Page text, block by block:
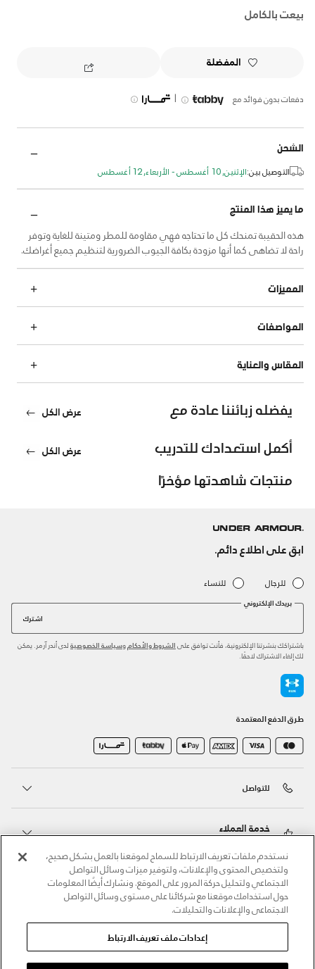
بيعت بالكامل
المفضلة
دفعات بدون فوائد مع |
الشحن
التوصيل بين:الإثنين, 10 أغسطس - الأربعاء, 12 أغسطس
ما يميز هذا المنتج
هذه الحقيبة تمنحك كل ما تحتاجه فهي مقاومة للمطر ومتينة للغاية وتوفر
راحة لا تضاهى كما أنها مزودة بكافة الجيوب الضرورية لتنظيم جميع أغراضك.
المميزات
المواصفات
المقاس والعناية
يفضله زبائننا عادة مع عرض الكل
أكمل استعدادك للتدريب عرض الكل
منتجات شاهدتها مؤخرًا
ابق على اطلاع دائم.
للرجال للنساء
بريدك الإلكتروني
اشترك
باشتراكك بنشرتنا الإلكترونية، فأنت توافق على الشروط والأحكام وسياسة الخصوصية لدى أندر آرمر. يمكن
لك إلغاء الاشتراك لاحقًا.
طرق الدفع المعتمدة
للتواصل
خدمة العملاء
حول أندر آرمر
أندر آرمر على الشبكات الاجتماعية
نستخدم ملفات تعريف الارتباط للسماح لموقعنا بالعمل بشكل صحيح،
ولتخصيص المحتوى والإعلانات، ولتوفير ميزات وسائل التواصل
الاجتماعي ولتحليل حركة المرور على الموقع. ونشارك أيضًا المعلومات
حول استخدامك موقعنا مع شركائنا على مستوى وسائل التواصل
الاجتماعي والإعلانات والتحليلات.
إعدادات ملف تعريف الارتباط